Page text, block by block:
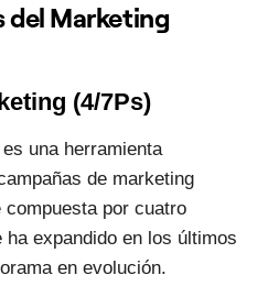
del Marketing
(4/7Ps)
una herramienta
de marketing
por cuatro
expandido en los últimos
en evolución.